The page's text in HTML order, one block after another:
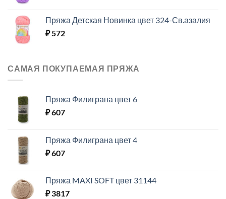
Пряжа Детская Новинка цвет 324-Св.азалия
₽572
САМАЯ ПОКУПАЕМАЯ ПРЯЖА
Пряжа Филиграна цвет 6
₽607
Пряжа Филиграна цвет 4
₽607
Пряжа MAXI SOFT цвет 31144
₽3817